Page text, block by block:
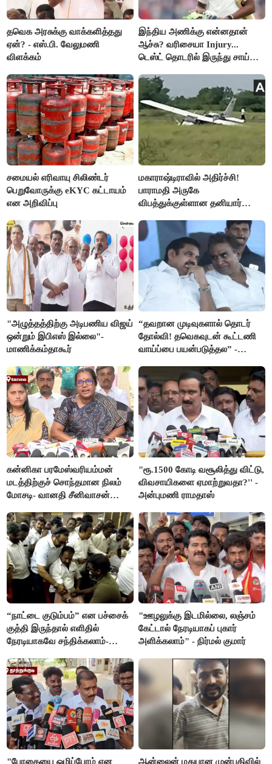
தவெக அரசுக்கு வாக்களித்தது
ஏன்? - எஸ்.பி. வேலுமணி
விளக்கம்
இந்திய அணிக்கு என்னதான்
ஆச்சு? வரிசையா Injury...
டெஸ்ட் தொடரில் இருந்து சாய்
சமையல் எரிவாயு சிலிண்டர்
பெறுவோருக்கு eKYC கட்டாயம்
என அறிவிப்பு
மகாராஷ்டிராவில் அதிர்ச்சி!
பாராமதி அருகே
விபத்துக்குள்ளான தனியார்
"அழுத்தத்திற்கு அடிபணிய விஜய்
ஒன்றும் இபிஎஸ் இல்லை"-
மாணிக்கம்தாகூர்
“தவறான முடிவுகளால் தொடர்
தோல்வி! தவெகவுடன் கூட்டணி
வாய்ப்பை பயன்படுத்தல” -
கன்னிகா பரமேஸ்வரியம்மன்
மடத்திற்குச் சொந்தமான நிலம்
மோசடி- வானதி சீனிவாசன்
"ரூ.1500 கோடி வசூலித்து விட்டு,
விவசாயிகளை ஏமாற்றுவதா?'' -
அன்புமணி ராமதாஸ்
“நாட்டை குடும்பம்” என பச்சைக்
குத்தி இருந்தால் எளிதில்
நேரடியாகவே சந்திக்கலாம்-
"ஊழலுக்கு இடமில்லை, லஞ்சம்
கேட்டால் நேரடியாகப் புகார்
அளிக்கலாம்" - நிர்மல் குமார்
"போதையை ஒழிப்போம் என ஆன்லைன் மதுபான முன்பதிவில்